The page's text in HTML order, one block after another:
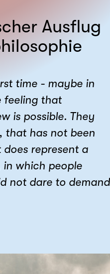
Ausflug
time - maybe in
feeling that
is possible. They
that has not been
represent a
which people
not dare to demand